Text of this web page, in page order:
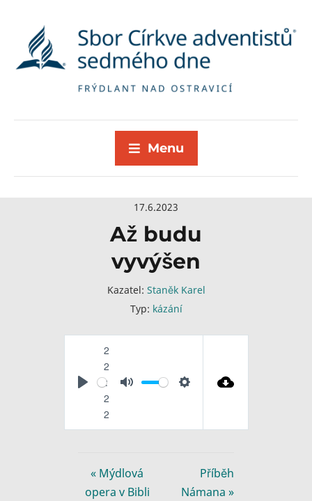
Menu
17.6.2023
Až budu
vyvýšen
Kazatel: Staněk Karel
Typ: kázání
P
2
2
:
2
2
M
S
« Mýdlová
opera v Bibli
Příběh
Námana »